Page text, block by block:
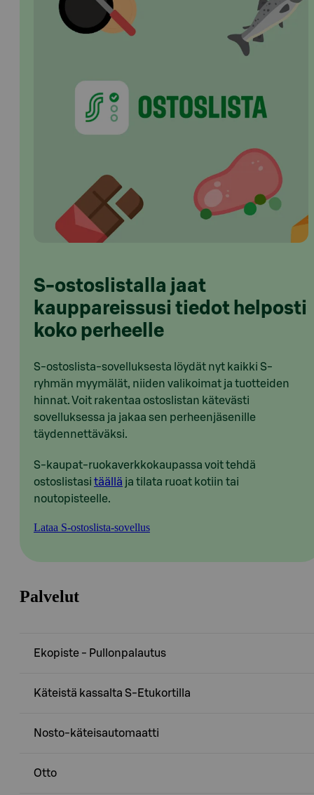
S-ostoslistalla jaat
kauppareissusi tiedot helposti
koko perheelle
S-ostoslista-sovelluksesta löydät nyt kaikki S-
ryhmän myymälät, niiden valikoimat ja tuotteiden
hinnat. Voit rakentaa ostoslistan kätevästi
sovelluksessa ja jakaa sen perheenjäsenille
täydennettäväksi.
S-kaupat-ruokaverkkokaupassa voit tehdä
ostoslistasi täällä ja tilata ruoat kotiin tai
noutopisteelle.
Lataa S-ostoslista-sovellus
Palvelut
Ekopiste - Pullonpalautus
Käteistä kassalta S-Etukortilla
Nosto-käteisautomaatti
Otto